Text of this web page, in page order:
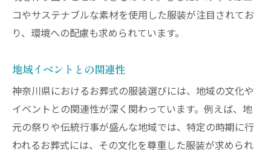
コやサステナブルな素材を使用した服装が注目されてお
り、環境への配慮も求められています。
地域イベントとの関連性
神奈川県におけるお葬式の服装選びには、地域の文化や
イベントとの関連性が深く関わっています。例えば、地
元の祭りや伝統行事が盛んな地域では、特定の時期に行
われるお葬式には、その文化を尊重した服装が求められ